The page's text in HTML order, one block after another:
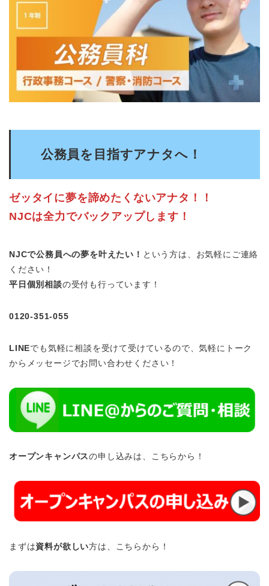
公務員を目指すアナタへ！
ゼッタイに夢を諦めたくないアナタ！！
NJCは全力でバックアップします！
NJCで公務員への夢を叶えたい！ という方は、お気軽にご連絡
ください！
平日個別相談の受付も行っています！
0120-351-055
LINEでも気軽に相談を受けて受けているので、気軽にトーク
からメッセージでお問い合わせください！
オープンキャンパスの申し込みは、こちらから！
まずは資料が欲しい方は、こちらから！